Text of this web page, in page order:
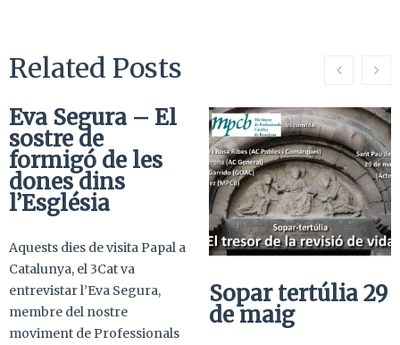
Related Posts
Eva Segura – El
sostre de
formigó de les
dones dins
l’Església
Aquests dies de visita Papal a
Catalunya, el 3Cat va
entrevistar l’Eva Segura,
membre del nostre
moviment de Professionals
Sopar tertúlia 29
de maig